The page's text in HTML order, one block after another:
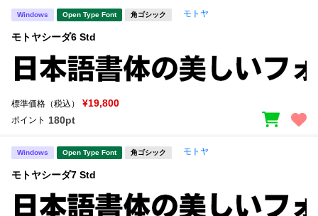
Windows Open Type Font 角ゴシック モトヤ
モトヤシーダ6 Std
標準価格（税込） ¥19,800
ポイント 180pt
Windows Open Type Font 角ゴシック モトヤ
モトヤシーダ7 Std